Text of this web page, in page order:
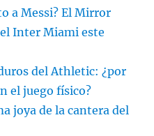
a Messi? El Mirror
Inter Miami este
del Athletic: ¿por
el juego físico?
joya de la cantera del